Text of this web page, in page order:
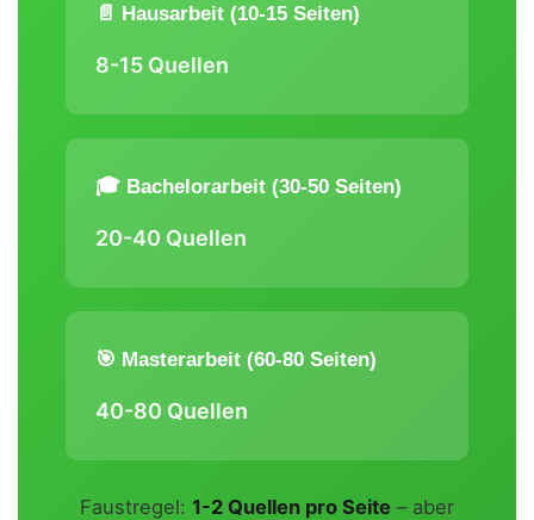
📄 Hausarbeit (10-15 Seiten)
8-15 Quellen
🎓 Bachelorarbeit (30-50 Seiten)
20-40 Quellen
🎯 Masterarbeit (60-80 Seiten)
40-80 Quellen
Faustregel: 1-2 Quellen pro Seite – aber